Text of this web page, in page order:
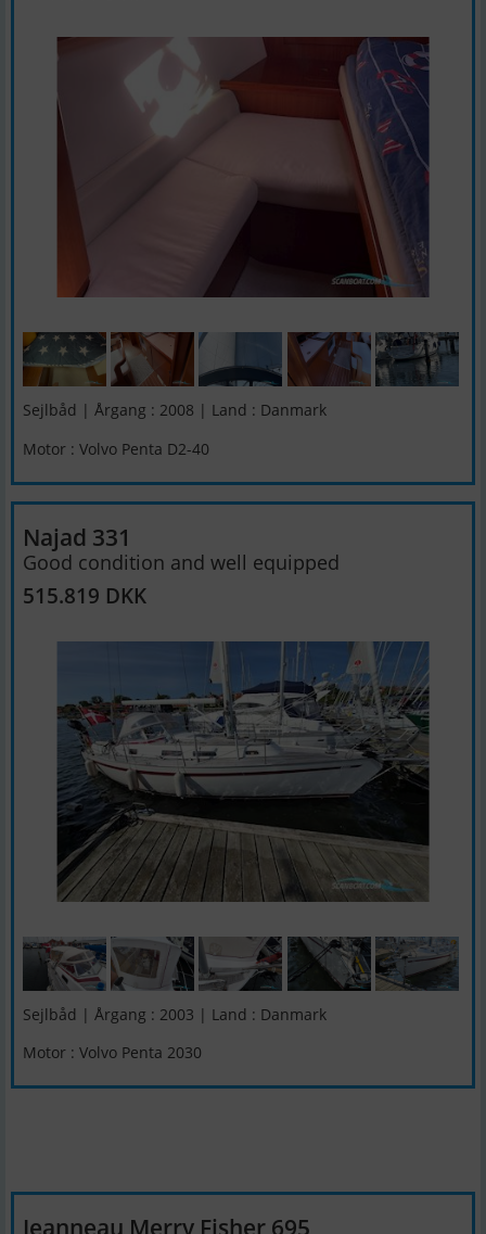
Sejlbåd | Årgang : 2008 | Land : Danmark
Motor : Volvo Penta D2-40
Najad 331
Good condition and well equipped
515.819 DKK
Sejlbåd | Årgang : 2003 | Land : Danmark
Motor : Volvo Penta 2030
Jeanneau Merry Fisher 695